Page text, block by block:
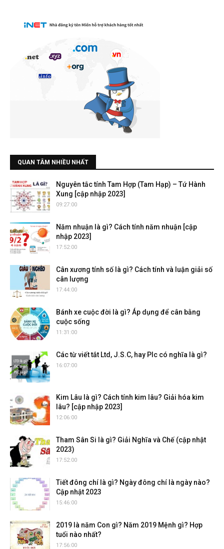
QUAN TÂM NHIỀU NHẤT
Nguyên tắc tính Tam Hợp (Tam Hạp) – Tứ Hành
Xung [cập nhập 2023]
09:27:00
Năm nhuận là gì? Cách tính năm nhuận [cập
nhập 2023]
17:52:00
Cân xương tính số là gì? Cách tính và luận giải số
cân lượng
17:44:00
Bánh xe cuộc đời là gì? Áp dụng để cân bằng
cuộc sống
11:31:00
Các từ viết tắt Ltd, J.S.C, hay Plc có nghĩa là gì?
16:07:00
Kim Lâu là gì? Cách tính kim lâu? Giải hóa kim
lâu? [cập nhập 2023]
12:06:00
Tham Sân Si là gì? Giải Nghĩa và Chế (cập nhật
2023)
17:52:00
Tiết đông chí là gì? Ngày đông chí là ngày nào?
Cập nhật 2023
15:46:00
2019 là năm Con gì? Năm 2019 Mệnh gì? Hợp
tuổi nào nhất?
17:56:00